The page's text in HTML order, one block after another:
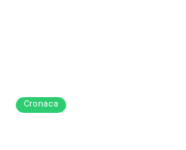
Cronaca